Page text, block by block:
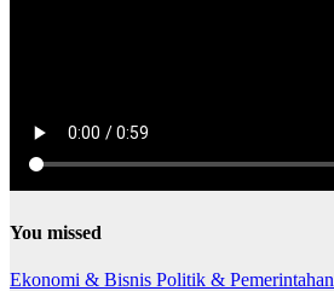
You missed
Ekonomi & Bisnis Politik & Pemerintahan